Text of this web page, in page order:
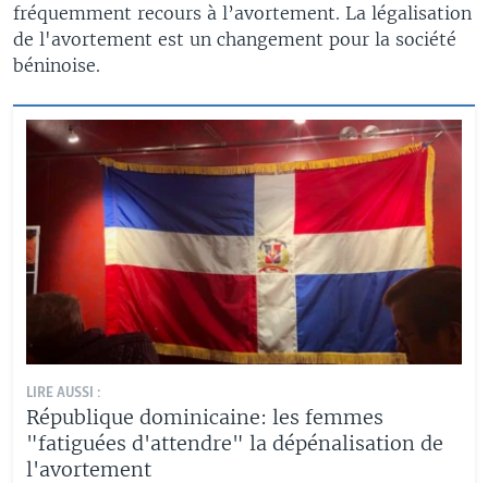
fréquemment recours à l’avortement. La légalisation
de l'avortement est un changement pour la société
béninoise.
LIRE AUSSI :
République dominicaine: les femmes
"fatiguées d'attendre" la dépénalisation de
l'avortement